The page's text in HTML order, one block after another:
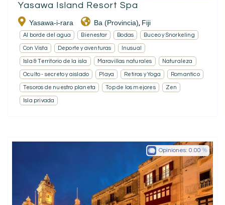
Yasawa Island Resort Spa
Yasawa-i-rara Ba (Provincia), Fiji
Al borde del agua Bienestar Bodas Buceo y Snorkeling
Con Vista Deporte y aventuras Inusual
Isla & Territorio de la isla Maravillas naturales Naturaleza
Oculto - secreto y aislado Playa Retiros y Yoga Romantico
Tesoros de nuestro planeta Top de los mejores Zen
Isla privada
Opiniones: 0.00